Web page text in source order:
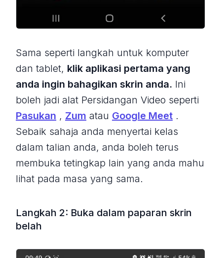
Sama seperti langkah untuk komputer
dan tablet, klik aplikasi pertama yang
anda ingin bahagikan skrin anda. Ini
boleh jadi alat Persidangan Video seperti
Pasukan , Zum atau Google Meet .
Sebaik sahaja anda menyertai kelas
dalam talian anda, anda boleh terus
membuka tetingkap lain yang anda mahu
lihat pada masa yang sama.
Langkah 2: Buka dalam paparan skrin
belah